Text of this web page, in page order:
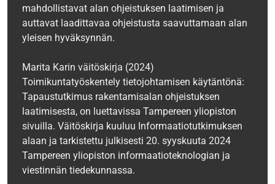
mahdollistavat alan ohjeistuksen laatimisen ja
auttavat laadittavaa ohjeistusta saavuttamaan alan
yleisen hyväksynnän.
Marita Karin väitöskirja (2024)
Toimikuntatyöskentely tietojohtamisen käytäntönä:
Tapaustutkimus rakentamisalan ohjeistuksen
laatimisesta, on luettavissa Tampereen yliopiston
sivuilla. Väitöskirja kuuluu Informaatiotutkimuksen
alaan ja tarkistettu julkisesti 20. syyskuuta 2024
Tampereen yliopiston informaatioteknologian ja
viestinnän tiedekunnassa.